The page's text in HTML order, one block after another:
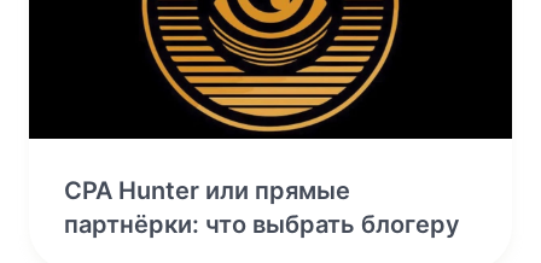
CPA Hunter или прямые
партнёрки: что выбрать блогеру